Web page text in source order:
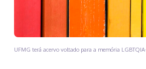
UFMG terá acervo voltado para a memória